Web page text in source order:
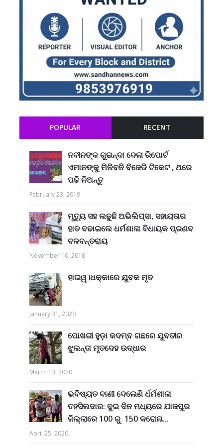
POPULAR RECENT
ନବୀନଙ୍କ ଗୁଇନ୍ଦା ଦେଲା ରିପୋର୍ଟ
ଏମାନଙ୍କୁ ମିଳିବନି ବିଜେଡି ଟିକେଟ , ଥରେ
ପଢି ନିଅନ୍ତୁ
February 23, 2019
ମୃତ୍ୟୁ ସହ ଲଢୁଛି ଅଭିଲିପ୍ସା, ସହାୟତାର
ହାତ ବଢାଇଲେ ଧର୍ମଶାଳା ବିଧାୟକ ପ୍ରଣବ
ବଳବନ୍ତରାୟ
November 10, 2018
ହାଇୱ।ଧକ୍କାରେ ଯୁବକ ମୃତ
January 31, 2020
ପୋଖରୀ ହୁଡ଼ା କଦମ୍ବ ଗଛରେ ଯୁବତୀର
ଝୁଲନ୍ତା ମୃତଦେହ ଉଦ୍ଧାର
March 13, 2020
ଭବିଷ୍ୟତ ବାଣୀ ଦେଲେଣି ର୍ଧର୍ମଶାଳା
ତହସିଲଦାର: ଦୁଇ ଦିନ ମଧ୍ୟରେ ଯାଜପୁର
ଜିଲ୍ଲାରେ 100 ରୁ 150 କରୋନା...
April 25, 2020